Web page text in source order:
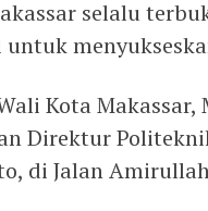
selalu
Kota Makassar,
Direktur
di Jalan